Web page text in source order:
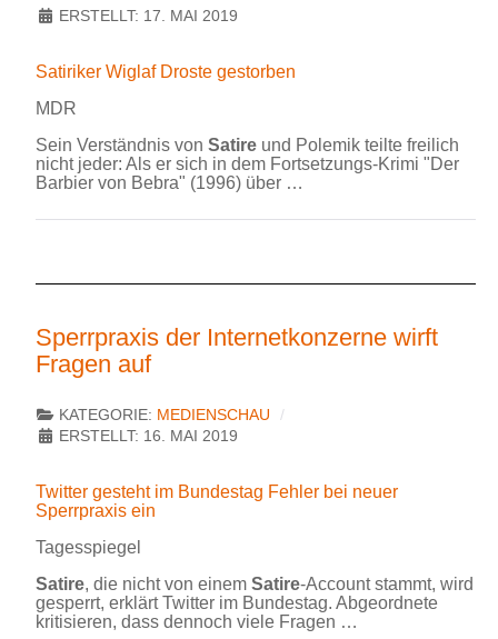
ERSTELLT: 17. MAI 2019
Satiriker Wiglaf Droste gestorben
MDR
Sein Verständnis von Satire und Polemik teilte freilich
nicht jeder: Als er sich in dem Fortsetzungs-Krimi "Der
Barbier von Bebra" (1996) über …
Sperrpraxis der Internetkonzerne wirft
Fragen auf
KATEGORIE: MEDIENSCHAU
ERSTELLT: 16. MAI 2019
Twitter gesteht im Bundestag Fehler bei neuer
Sperrpraxis ein
Tagesspiegel
Satire, die nicht von einem Satire-Account stammt, wird
gesperrt, erklärt Twitter im Bundestag. Abgeordnete
kritisieren, dass dennoch viele Fragen …